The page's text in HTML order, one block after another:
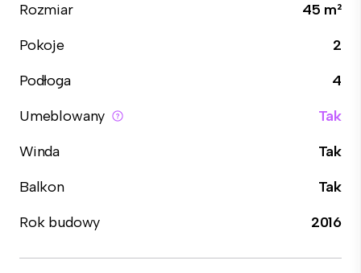
Rozmiar
45 m²
Pokoje
2
Podłoga
4
Umeblowany
Tak
Winda
Tak
Balkon
Tak
Rok budowy
2016